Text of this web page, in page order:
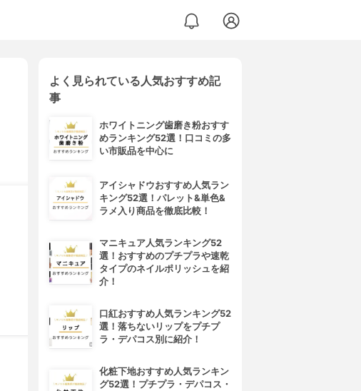
よく見られている人気おすすめ記
事
ホワイトニング歯磨き粉おすす
めランキング52選！口コミの多
い市販品を中心に
アイシャドウおすすめ人気ラン
キング52選！パレット&単色&
ラメ入り商品を徹底比較！
マニキュア人気ランキング52
選！おすすめのプチプラや速乾
タイプのネイルポリッシュを紹
介！
口紅おすすめ人気ランキング52
選！落ちないリップをプチプ
ラ・デパコス別に紹介！
化粧下地おすすめ人気ランキン
グ52選！プチプラ・デパコス・